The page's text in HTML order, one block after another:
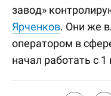
завод»
Ярченков. Они же
оператором в
начал работать с